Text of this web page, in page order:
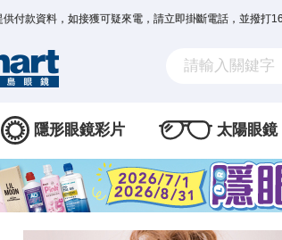
付款資料，如接獲可疑來電，請立即掛斷電話，並撥打
隱形眼鏡彩片 太陽眼鏡